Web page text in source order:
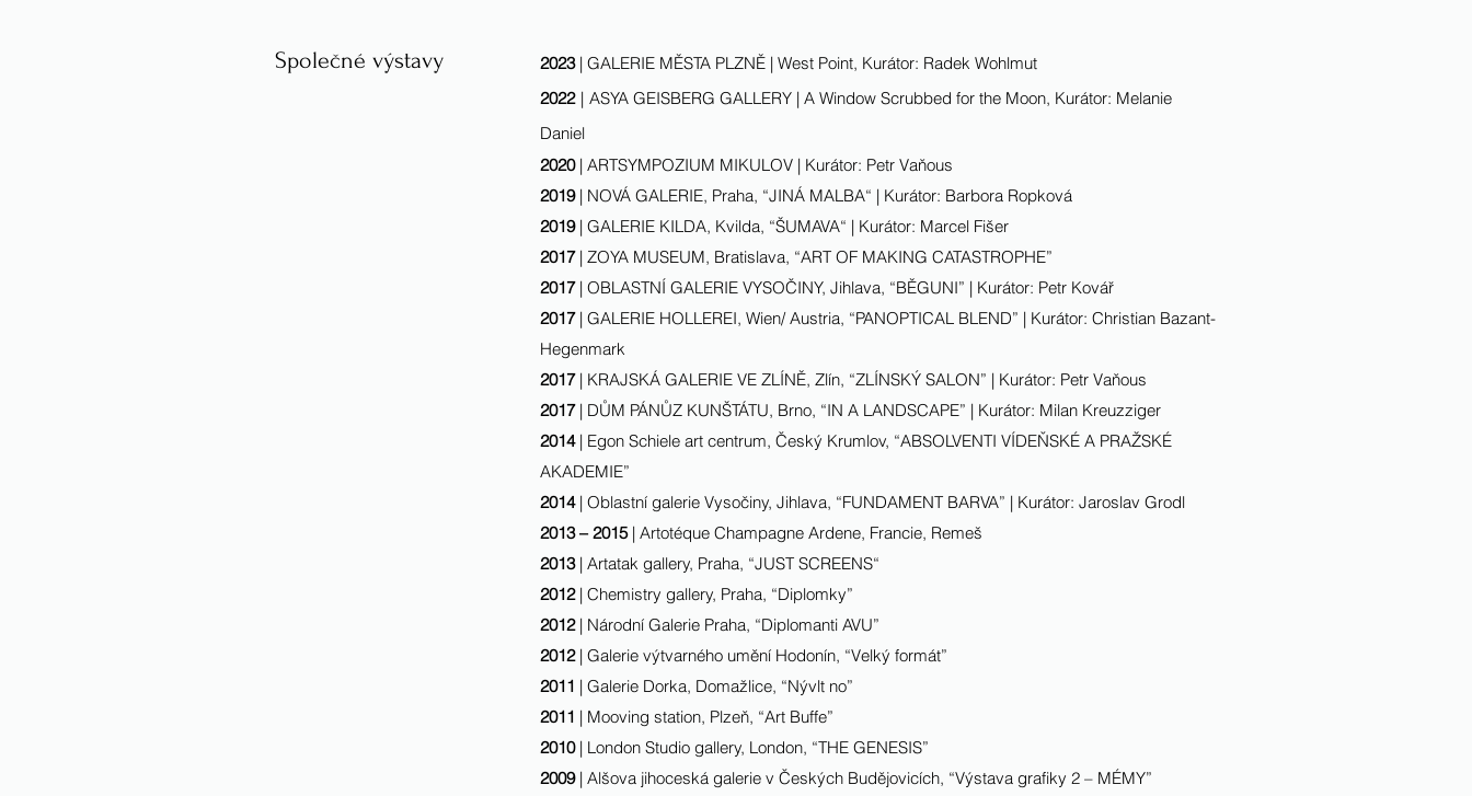
Společné výstavy 2023 | GALERIE MĚSTA PLZNĚ | West Point, Kurátor: Radek Wohlmut
2022 | ASYA GEISBERG GALLERY | A Window Scrubbed for the Moon, Kurátor: Melanie
Daniel
2020 | ARTSYMPOZIUM MIKULOV | Kurátor: Petr Vaňous
2019 | NOVÁ GALERIE, Praha, “JINÁ MALBA“ | Kurátor: Barbora Ropková
2019| GALERIE KILDA, Kvilda, “ŠUMAVA“ | Kurátor: Marcel Fišer
2017| ZOYA MUSEUM, Bratislava, “ART OF MAKING CATASTROPHE”
2017| OBLASTNÍ GALERIE VYSOČINY, Jihlava, “BĚGUNI” | Kurátor: Petr Kovář
2017| GALERIE HOLLEREI, Wien/ Austria, “PANOPTICAL BLEND” | Kurátor: Christian Bazant-
Hegenmark
2017| KRAJSKÁ GALERIE VE ZLÍNĚ, Zlín, “ZLÍNSKÝ SALON” | Kurátor: Petr Vaňous
2017| DŮM PÁNŮZ KUNŠTÁTU, Brno, “IN A LANDSCAPE” | Kurátor: Milan Kreuzziger
2014| Egon Schiele art centrum, Český Krumlov, “ABSOLVENTI VÍDEŇSKÉ A PRAŽSKÉ
AKADEMIE”
2014| Oblastní galerie Vysočiny, Jihlava, “FUNDAMENT BARVA” | Kurátor: Jaroslav Grodl
2013 – 2015| Artotéque Champagne Ardene, Francie, Remeš
2013| Artatak gallery, Praha, “JUST SCREENS“
2012| Chemistry gallery, Praha, “Diplomky”
2012| Národní Galerie Praha, “Diplomanti AVU”
2012| Galerie výtvarného umění Hodonín, “Velký formát”
2011 | Galerie Dorka, Domažlice, “Nývlt no”
2011 | Mooving station, Plzeň, “Art Buffe”
2010| London Studio gallery, London, “THE GENESIS”
2009| Alšova jihoceská galerie v Českých Budějovicích, “Výstava grafiky 2 – MÉMY”